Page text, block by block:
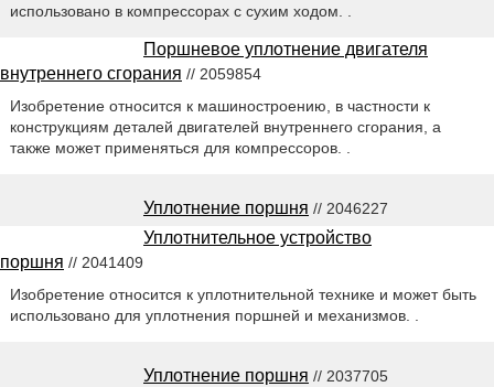
использовано в компрессорах с сухим ходом. .
Поршневое уплотнение двигателя
внутреннего сгорания // 2059854
Изобретение относится к машиностроению, в частности к
конструкциям деталей двигателей внутреннего сгорания, а
также может применяться для компрессоров. .
Уплотнение поршня // 2046227
Уплотнительное устройство
поршня // 2041409
Изобретение относится к уплотнительной технике и может быть
использовано для уплотнения поршней и механизмов. .
Уплотнение поршня // 2037705